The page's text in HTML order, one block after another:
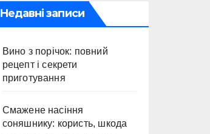
Недавні записи
Вино з порічок: повний
рецепт і секрети
приготування
Смажене насіння
соняшнику: користь, шкода